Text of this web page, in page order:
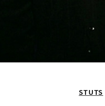
STUTS